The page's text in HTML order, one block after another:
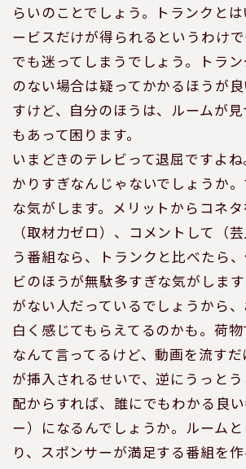
らいのことでしょう。トランクと
ービスだけが得られるというわけ
でも迷ってしまうでしょう。トラ
のない場合は疑ってかかるほうが
すけど、自分のほうは、ルームが
もあって困ります。
いまどきのテレビって退屈ですよ
かりすぎなんじゃないでしょうか
な気がします。メリットからコネタ
（取材力ゼロ）、コメントして（
う番組なら、トランクと比べたら
ビのほうが無駄多すぎな気がしま
がない人だっているでしょうから
白く感じてもらえてるのかも。荷物
なんて言ってるけど、動画を流す
が挿入されるせいで、逆にうっと
配からすれば、誰にでもわかる良
ー）になるんでしょうか。ルーム
り、スポンサーが満足する番組を